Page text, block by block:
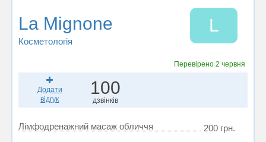
La Mignone
Косметологія
L
Перевірено 2 червня
Додати
відгук
100
дзвінків
Лімфодренажний масаж обличчя 200 грн.